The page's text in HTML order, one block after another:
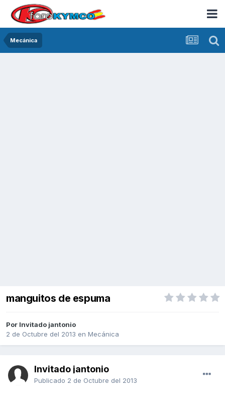
Mecánica
manguitos de espuma
Por Invitado jantonio
2 de Octubre del 2013 en Mecánica
Invitado jantonio
Publicado 2 de Octubre del 2013